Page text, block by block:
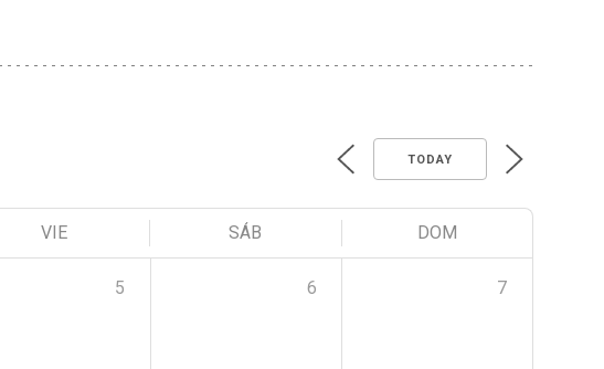
TODAY
VIE SÁB DOM
5 6 7